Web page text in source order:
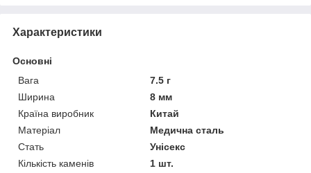
Характеристики
Основні
Вага
7.5 г
Ширина
8 мм
Країна виробник
Китай
Матеріал
Медична сталь
Стать
Унісекс
Кількість каменів
1 шт.